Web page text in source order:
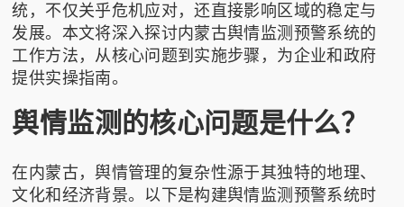
统，不仅关乎危机应对，还直接影响区域的稳定与
发展。本文将深入探讨内蒙古舆情监测预警系统的
工作方法，从核心问题到实施步骤，为企业和政府
提供实操指南。
舆情监测的核心问题是什么？
在内蒙古，舆情管理的复杂性源于其独特的地理、
文化和经济背景。以下是构建舆情监测预警系统时